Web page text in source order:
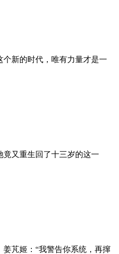
新的时代，唯有力量才是一
又重生回了十三岁的这一
芃姬：“我警告你系统，再撺